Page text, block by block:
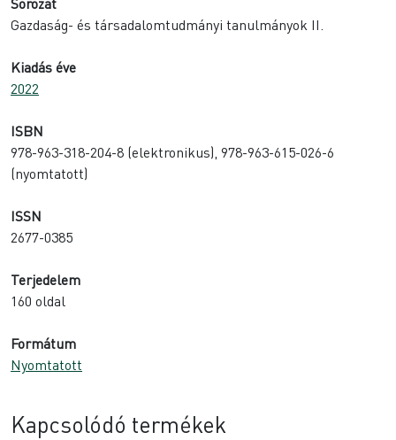
Gazdaság- és társadalomtudmányi tanulmányok II.
Kiadás éve
2022
ISBN
978-963-318-204-8 (elektronikus), 978-963-615-026-6
(nyomtatott)
ISSN
2677-0385
Terjedelem
160 oldal
Formátum
Nyomtatott
Kapcsolódó termékek